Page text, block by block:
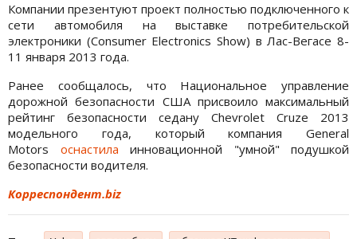
Компании презентуют проект полностью подключенного к
сети автомобиля на выставке потребительской
электроники (Consumer Electronics Show) в Лас-Вегасе 8-
11 января 2013 года.
Ранее сообщалось, что Национальное управление
дорожной безопасности США присвоило максимальный
рейтинг безопасности седану Chevrolet Cruze 2013
модельного года, который компания General
Motors оснастила инновационной "умной" подушкой
безопасности водителя.
Корреспондент.biz